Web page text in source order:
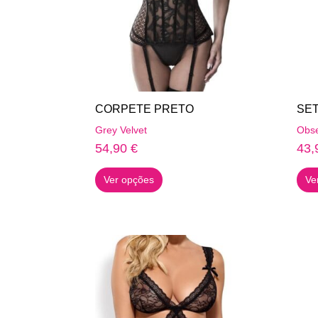
CORPETE PRETO
Grey Velvet
54,90€
Ver opções
product
variants.
The
options
may
be